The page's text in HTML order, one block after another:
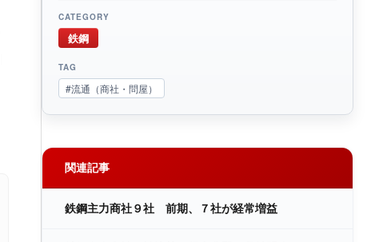
CATEGORY
鉄鋼
TAG
#流通（商社・問屋）
関連記事
鉄鋼主力商社９社 前期、７社が経常増益